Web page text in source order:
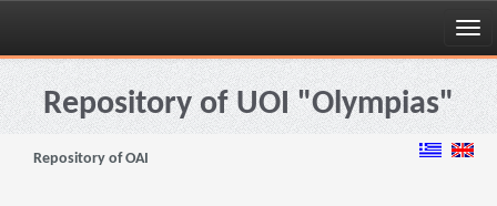
Skip
navigationRepository of UOI "Olympias"
Repository of OAI